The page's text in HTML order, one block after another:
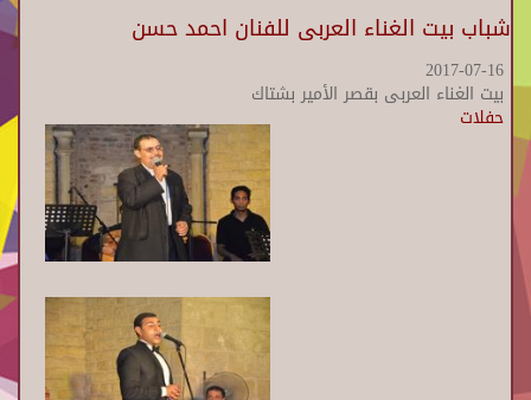
شباب بيت الغناء العربى للفنان احمد حسن
2017-07-16
بيت الغناء العربى بقصر الأمير بشتاك
حفلات